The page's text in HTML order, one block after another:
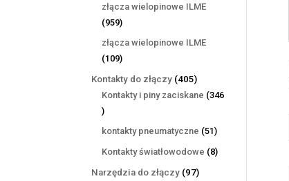
złącza wielopinowe ILME
959959
produktów
złącza wielopinowe ILME
109109
produktów
Kontakty do złączy 405405
produktów
Kontakty i piny zaciskane 346
346
produktów
kontakty pneumatyczne 5151
produktów
Kontakty światłowodowe 88
Narzędzia do złączy 9797